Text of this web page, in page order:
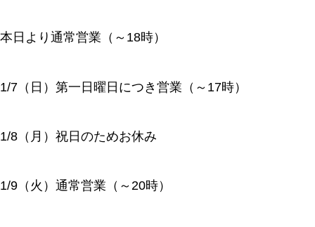
本日より通常営業（～18時）
1/7（日）第一日曜日につき営業（～17時）
1/8（月）祝日のためお休み
1/9（火）通常営業（～20時）